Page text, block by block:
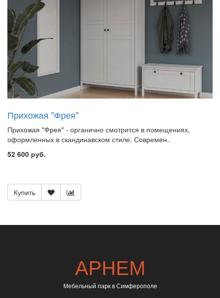
Прихожая "Фрея"
Прихожая "Фрея" - органично смотрится в помещениях,
оформленных в скандинавском стиле. Современ..
52 600 руб.
Купить
АРНЕМ
Мебельный парк в Симферополе